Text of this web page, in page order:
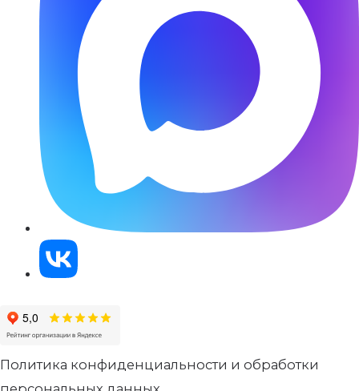
Политика конфиденциальности и обработки